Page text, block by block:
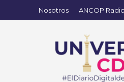
Nosotros ANCOP Radio